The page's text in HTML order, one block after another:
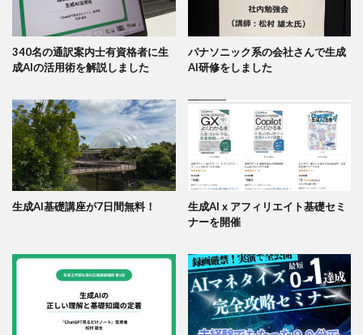
340名の通訳案内士有資格者に生
成AIの活用術を解説しました
パナソニック系の会社さんで生成
AI研修をしました
生成AI基礎講座が7日間無料！
生成AI x アフィリエイト基礎セミ
ナーを開催